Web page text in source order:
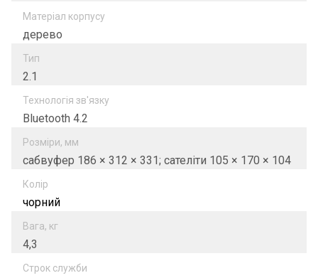
Матеріал корпусу
дерево
Тип
2.1
Технологія зв'язку
Bluetooth 4.2
Розміри, мм
сабвуфер 186 × 312 × 331; сателіти 105 × 170 × 104
Колір
чорний
Вага, кг
4,3
Строк служби